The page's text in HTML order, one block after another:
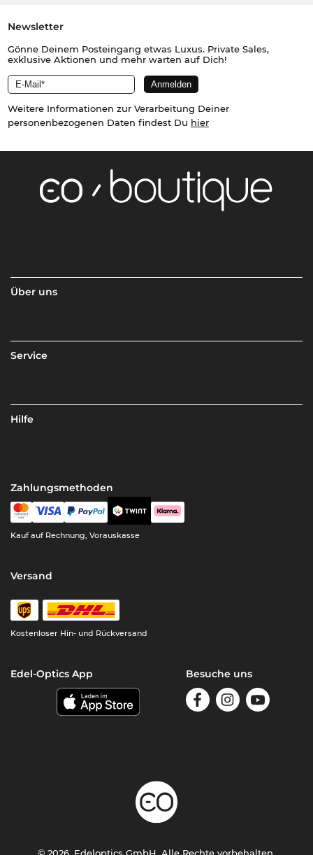
Newsletter
Gönne Deinem Posteingang etwas Luxus. Private Sales,
exklusive Aktionen und mehr warten auf Dich!
Weitere Informationen zur Verarbeitung Deiner
personenbezogenen Daten findest Du hier
Über uns
Service
Hilfe
Zahlungsmethoden
Kauf auf Rechnung, Vorauskasse
Versand
Kostenloser Hin- und Rückversand
Edel-Optics App Besuche uns